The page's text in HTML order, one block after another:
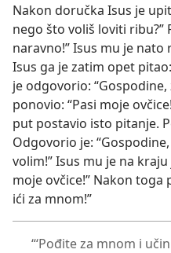
Nakon doručka Isus je
nego što voliš loviti ribu?”
naravno!” Isus mu je nato
Isus ga je zatim opet
je odgovorio:
ponovio: “Pasi moje
put postavio isto pitanje.
Odgovorio je:
volim!” Isus mu je na
moje ovčice!” Nakon toga
ići za mnom!”
“‘Pođite za mnom i